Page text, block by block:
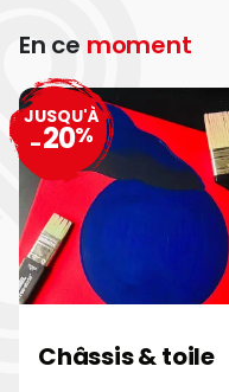
En ce moment
Châssis & toile
JUSQU'À
-20%